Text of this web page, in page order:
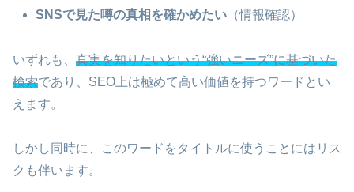
SNSで見た噂の真相を確かめたい （情報確認）
いずれも、 真実を知りたいという“強いニーズ”に基づいた
検索であり、SEO上は極めて高い価値を持つワードとい
えます。
しかし同時に、このワードをタイトルに使うことにはリス
クも伴います。